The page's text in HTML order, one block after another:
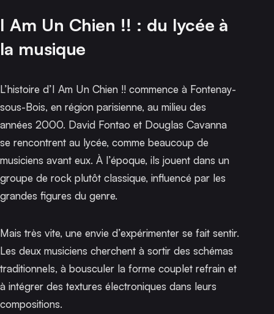
I Am Un Chien !! : du lycée à
la musique
L’histoire d’I Am Un Chien !! commence à Fontenay-
sous-Bois, en région parisienne, au milieu des
années 2000. David Fontao et Douglas Cavanna
se rencontrent au lycée, comme beaucoup de
musiciens avant eux. À l’époque, ils jouent dans un
groupe de rock plutôt classique, influencé par les
grandes figures du genre.
Mais très vite, une envie d’expérimenter se fait sentir.
Les deux musiciens cherchent à sortir des schémas
traditionnels, à bousculer la forme couplet refrain et
à intégrer des textures électroniques dans leurs
compositions.